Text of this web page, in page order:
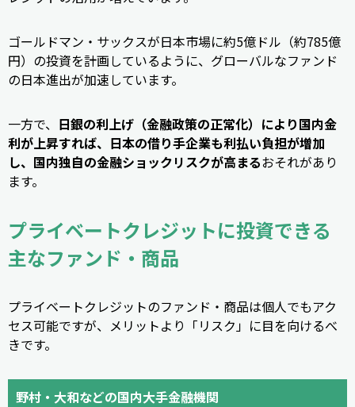
ゴールドマン・サックスが日本市場に約5億ドル（約785億
円）の投資を計画しているように、グローバルなファンド
の日本進出が加速しています。
一方で、 日銀の利上げ（金融政策の正常化）により国内金
利が上昇すれば、日本の借り手企業も利払い負担が増加
し、国内独自の金融ショックリスクが高まるおそれがあり
ます。
プライベートクレジットに投資できる
主なファンド・商品
プライベートクレジットのファンド・商品は個人でもアク
セス可能ですが、メリットより「リスク」に目を向けるべ
きです。
野村・大和などの国内大手金融機関